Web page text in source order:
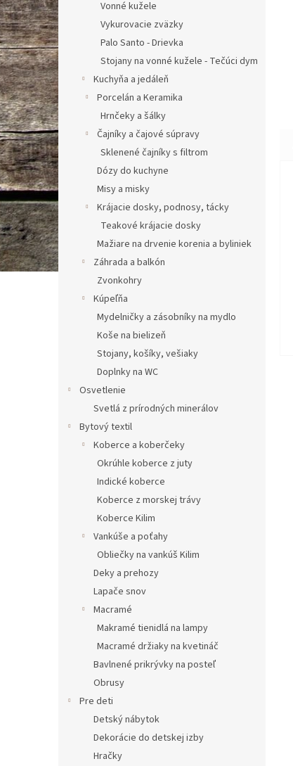
Vonné kužele
Vykurovacie zväzky
Palo Santo - Drievka
Stojany na vonné kužele - Tečúci dym
Kuchyňa a jedáleň
Porcelán a Keramika
Hrnčeky a šálky
Čajníky a čajové súpravy
Sklenené čajníky s filtrom
Dózy do kuchyne
Misy a misky
Krájacie dosky, podnosy, tácky
Teakové krájacie dosky
Mažiare na drvenie korenia a byliniek
Záhrada a balkón
Zvonkohry
Kúpeľňa
Mydelničky a zásobníky na mydlo
Koše na bielizeň
Stojany, košíky, vešiaky
Doplnky na WC
Osvetlenie
Svetlá z prírodných minerálov
Bytový textil
Koberce a koberčeky
Okrúhle koberce z juty
Indické koberce
Koberce z morskej trávy
Koberce Kilim
Vankúše a poťahy
Obliečky na vankúš Kilim
Deky a prehozy
Lapače snov
Macramé
Makramé tienidlá na lampy
Macramé držiaky na kvetináč
Bavlnené prikrývky na posteľ
Obrusy
Pre deti
Detský nábytok
Dekorácie do detskej izby
Hračky